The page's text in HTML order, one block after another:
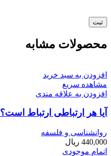
محصولات مشابه
افزودن به سبد خرید
مشاهده سریع
افزودن به علاقه مندی
آیا هر ارتباطی ارتباط است؟
روانشناسی و فلسفه
440,000 ریال
اتمام موجودی